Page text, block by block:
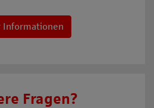
Informationen
Fragen?